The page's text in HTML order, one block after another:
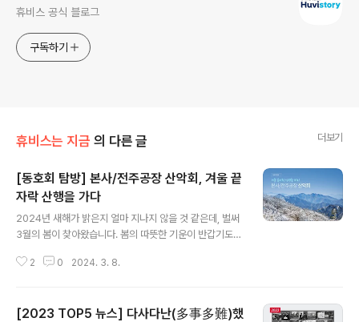
휴비스 공식 블로그
구독하기
휴비스는 지금 의 다른 글 더보기
[동호회 탐방] 본사/전주공장 산악회, 겨울 끝
자락 산행을 가다
2024년 새해가 밝은지 얼마 지나지 않을 것 같은데, 벌써
3월의 봄이 찾아왔습니다. 봄의 따뜻한 기운이 반갑기도
한동안 볼수 없다는 아쉬움도 남는데요. 지난 2월 17일, 휴
른 곳에 업무는 잠시 내려놓고 친목을 다졌던 두 산악회의
2 0 2024. 3. 8.
[2023 TOP5 뉴스] 다사다난(多事多難)했